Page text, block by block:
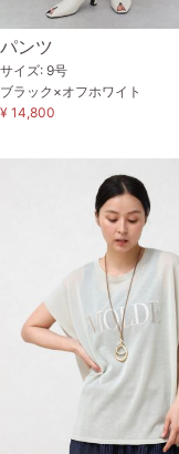
パンツ
サイズ: 9号
ブラック×オフホワイト
¥ 14,800